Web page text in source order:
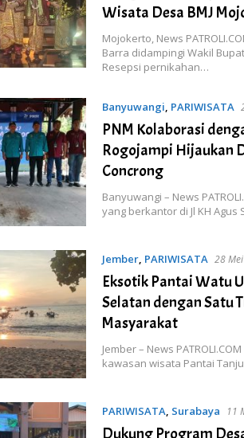
Wisata Desa BMJ
Mojokerto, News
Barra didampingi Wakil
Resepsi pernikahan…
Banyuwangi PARIWISATA
PNM Kolaborasi
Rogojampi Hijaukan
Concrong
Banyuwangi – News
yang berkantor di Jl KH
Jember, PARIWISATA 28
Eksotik Pantai Watu
Selatan dengan Satu
Masyarakat
Jember – News
kawasan wisata Pantai
PARIWISATA Surabaya 11
Dukung Program